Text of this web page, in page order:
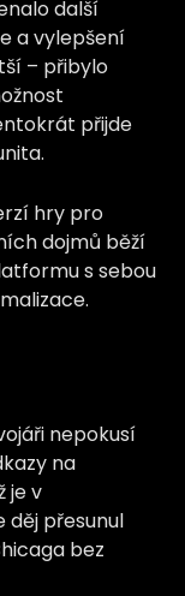
další
a vylepšení
– přibylo
přijde
hry pro
dojmů běží
s sebou
nepokusí
na
je v
děj přesunul
bez